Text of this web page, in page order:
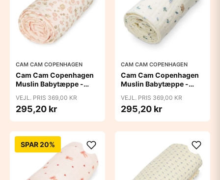
CAM CAM COPENHAGEN
Cam Cam Copenhagen
Muslin Babytæppe -
VEJL. PRIS 369,00 KR
295,20 kr
CAM CAM COPENHAGEN
Cam Cam Copenhagen
Muslin Babytæppe -
VEJL. PRIS 369,00 KR
295,20 kr
SPAR 20%